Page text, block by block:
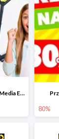
Prezenty na Komunię w Media Expert do -40%
80%